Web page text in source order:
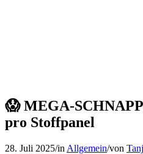
😱 MEGA-
pro Stoffpanel
28. Juli 2025/in Allgemein/von